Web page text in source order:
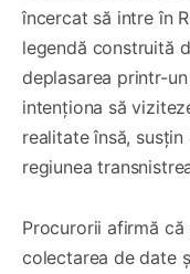
încercat să intre în
legendă construită
deplasarea printr-
intenționa să
realitate însă,
regiunea
Procurorii afirmă
colectarea de date